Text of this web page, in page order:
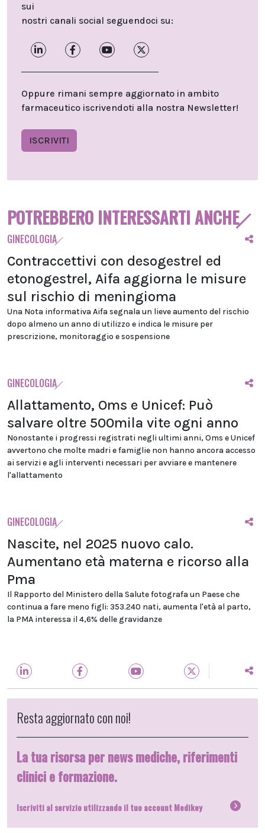
sui
nostri canali social seguendoci su:
Oppure rimani sempre aggiornato in ambito
farmaceutico iscrivendoti alla nostra Newsletter!
ISCRIVITI
POTREBBERO INTERESSARTI ANCHE
GINECOLOGIA
Contraccettivi con desogestrel ed
etonogestrel, Aifa aggiorna le misure
sul rischio di meningioma
Una Nota informativa Aifa segnala un lieve aumento del rischio
dopo almeno un anno di utilizzo e indica le misure per
prescrizione, monitoraggio e sospensione
GINECOLOGIA
Allattamento, Oms e Unicef: Può
salvare oltre 500mila vite ogni anno
Nonostante i progressi registrati negli ultimi anni, Oms e Unicef
avvertono che molte madri e famiglie non hanno ancora accesso
ai servizi e agli interventi necessari per avviare e mantenere
l'allattamento
GINECOLOGIA
Nascite, nel 2025 nuovo calo.
Aumentano età materna e ricorso alla
Pma
Il Rapporto del Ministero della Salute fotografa un Paese che
continua a fare meno figli: 353.240 nati, aumenta l'età al parto,
la PMA interessa il 4,6% delle gravidanze
Resta aggiornato con noi!
La tua risorsa per news mediche, riferimenti
clinici e formazione.
Iscriviti al servizio utilizzando il tuo account Medikey